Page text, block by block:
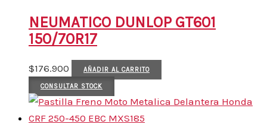
NEUMATICO DUNLOP GT601
150/70R17
$176.900 AÑADIR AL CARRITO
CONSULTAR STOCK